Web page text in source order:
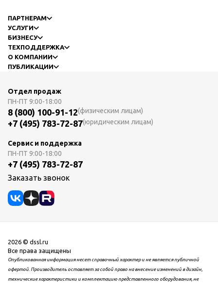
ПАРТНЕРАМ
УСЛУГИ
БИЗНЕСУ
ТЕХПОДДЕРЖКА
О КОМПАНИИ
ПУБЛИКАЦИИ
Отдел продаж
ПН-ПТ 9:00-18:00
8 (800) 100-91-12(физическим лицам)
+7 (495) 783-72-87(юридическим лицам)
Сервис и поддержка
ПН-ПТ 9:00-18:00
+7 (495) 783-72-87
Заказать звонок
2026 © dssl.ru
Все права защищены
Опубликованная информация несет справочный характер и не является публичной
офертой. Производитель оставляет за собой право на внесение изменений в дизайн,
технические характеристики и комплектацию представленного оборудования, не